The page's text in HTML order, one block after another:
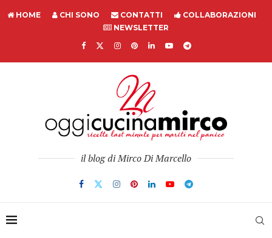
HOME CHI SONO CONTATTI
COLLABORAZIONI
NEWSLETTER
il blog di Mirco Di Marcello